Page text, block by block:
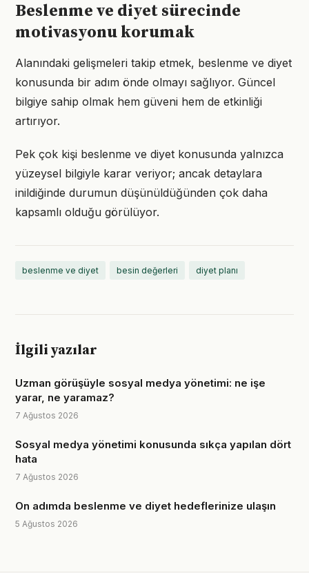
Beslenme ve diyet sürecinde
motivasyonu korumak
Alanındaki gelişmeleri takip etmek, beslenme ve diyet
konusunda bir adım önde olmayı sağlıyor. Güncel
bilgiye sahip olmak hem güveni hem de etkinliği
artırıyor.
Pek çok kişi beslenme ve diyet konusunda yalnızca
yüzeysel bilgiyle karar veriyor; ancak detaylara
inildiğinde durumun düşünüldüğünden çok daha
kapsamlı olduğu görülüyor.
beslenme ve diyet besin değerleri diyet planı
İlgili yazılar
Uzman görüşüyle sosyal medya yönetimi: ne işe
yarar, ne yaramaz?
7 Ağustos 2026
Sosyal medya yönetimi konusunda sıkça yapılan dört
hata
7 Ağustos 2026
On adımda beslenme ve diyet hedeflerinize ulaşın
5 Ağustos 2026